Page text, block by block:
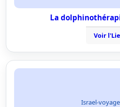
La
Voir
Israel-